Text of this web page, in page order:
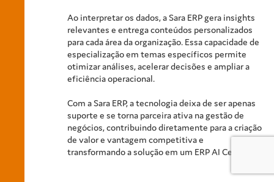
Ao interpretar os dados, a Sara ERP gera insights
relevantes e entrega conteúdos personalizados
para cada área da organização. Essa capacidade de
especialização em temas específicos permite
otimizar análises, acelerar decisões e ampliar a
eficiência operacional.
Com a Sara ERP, a tecnologia deixa de ser apenas
suporte e se torna parceira ativa na gestão de
negócios, contribuindo diretamente para a criação
de valor e vantagem competitiva e
transformando a solução em um ERP AI Centric.